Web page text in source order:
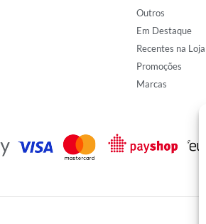
Outros
Em Destaque
Recentes na Loja
Promoções
Marcas